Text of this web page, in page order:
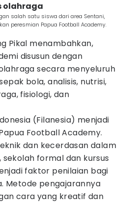
olahraga
salah satu siswa dari area Sentani,
peresmian Papua Football Academy.
Pikal menambahkan,
disusun dengan
secara menyeluruh
bola, analisis, nutrisi,
fisiologi, dan
(Filanesia) menjadi
Football Academy.
dan kecerdasan dalam
sekolah formal dan kursus
faktor penilaian bagi
Metode pengajarannya
cara yang kreatif dan